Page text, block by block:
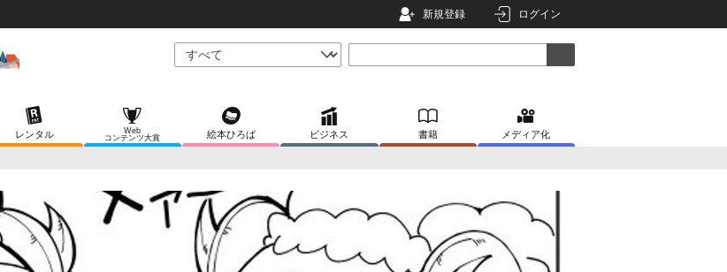
新規登録 ログイン
レンタル
Web
コンテンツ大賞
絵本ひろば ビジネス 書籍 メディア化